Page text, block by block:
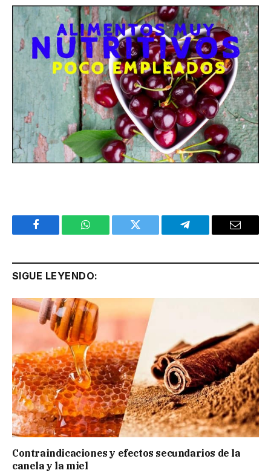
Facebook WhatsApp Twitter Telegram Email
SIGUE LEYENDO:
Contraindicaciones y efectos secundarios de la
canela y la miel